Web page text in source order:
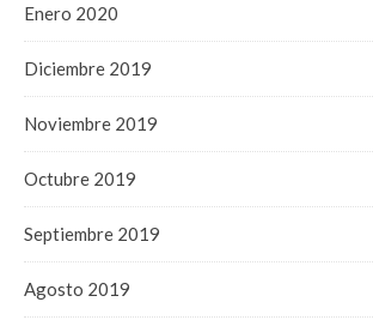
Enero 2020
Diciembre 2019
Noviembre 2019
Octubre 2019
Septiembre 2019
Agosto 2019